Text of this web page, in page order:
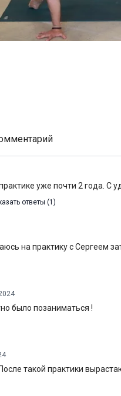
уже почти 2 года.
ответы (1)
на практику с Сергеем
было позаниматься !
такой практики